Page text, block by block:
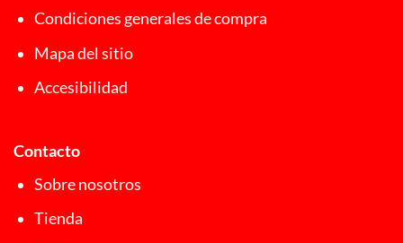
Condiciones generales de compra
Mapa del sitio
Accesibilidad
Contacto
Sobre nosotros
Tienda